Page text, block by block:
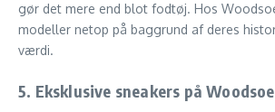
gør det mere end blot fodtøj. Hos
modeller netop på baggrund af deres
værdi.
5. Eksklusive sneakers på Woodsoe